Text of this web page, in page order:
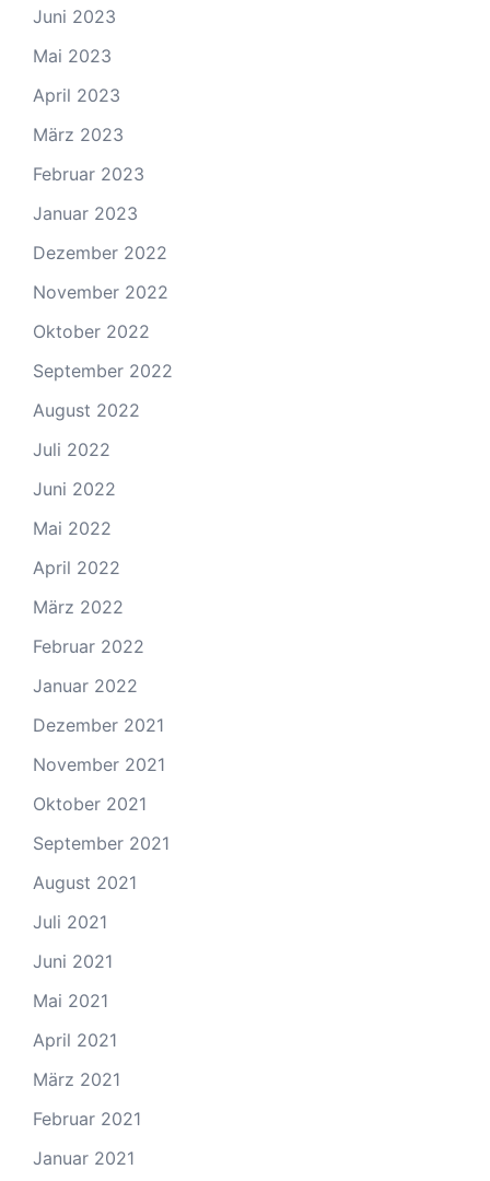
Juni 2023
Mai 2023
April 2023
März 2023
Februar 2023
Januar 2023
Dezember 2022
November 2022
Oktober 2022
September 2022
August 2022
Juli 2022
Juni 2022
Mai 2022
April 2022
März 2022
Februar 2022
Januar 2022
Dezember 2021
November 2021
Oktober 2021
September 2021
August 2021
Juli 2021
Juni 2021
Mai 2021
April 2021
März 2021
Februar 2021
Januar 2021